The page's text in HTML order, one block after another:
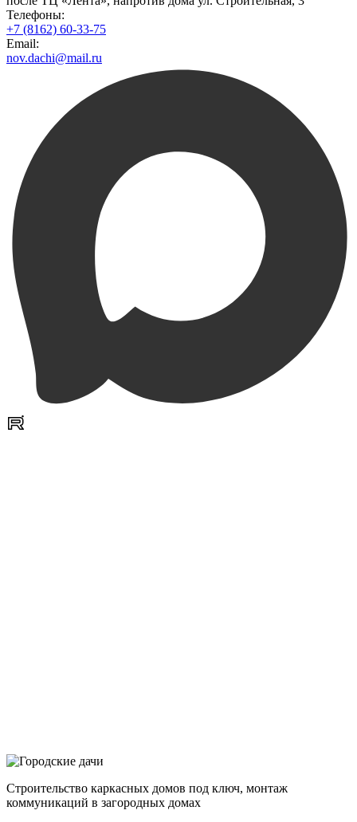
Телефоны:
+7 (8162) 60-33-75
Email:
nov.dachi@mail.ru
Строительство каркасных домов под ключ, монтаж
коммуникаций в загородных домах